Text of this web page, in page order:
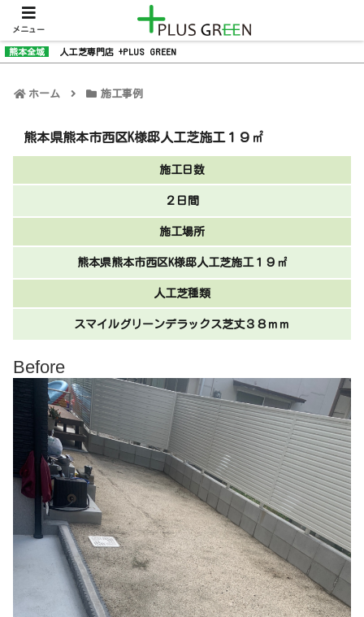
熊本全域 人工芝専門店 +PLUS GREEN
ホーム 施工事例
熊本県熊本市西区K様邸人工芝施工１９㎡
施工日数
２日間
施工場所
熊本県熊本市西区K様邸人工芝施工１９㎡
人工芝種類
スマイルグリーンデラックス芝丈３８ｍｍ
Before
メニュー